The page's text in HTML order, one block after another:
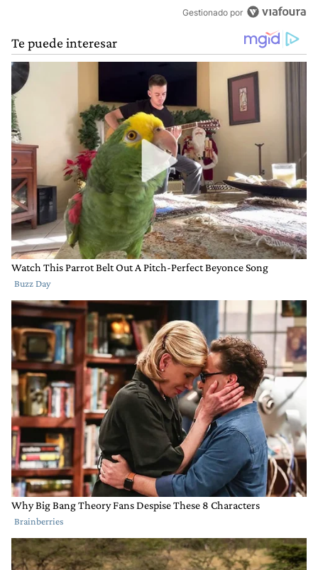
Gestionado por